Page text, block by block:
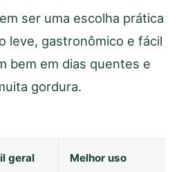
ser uma escolha prática
leve, gastronômico e fácil
bem em dias quentes e
gordura.
geral Melhor uso